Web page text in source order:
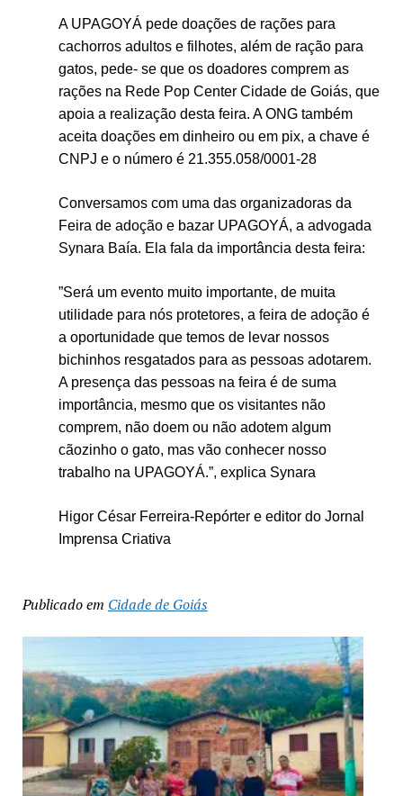
A UPAGOYÁ pede doações de rações para
cachorros adultos e filhotes, além de ração para
gatos, pede- se que os doadores comprem as
rações na Rede Pop Center Cidade de Goiás, que
apoia a realização desta feira. A ONG também
aceita doações em dinheiro ou em pix, a chave é
CNPJ e o número é 21.355.058/0001-28
Conversamos com uma das organizadoras da
Feira de adoção e bazar UPAGOYÁ, a advogada
Synara Baía. Ela fala da importância desta feira:
”Será um evento muito importante, de muita
utilidade para nós protetores, a feira de adoção é
a oportunidade que temos de levar nossos
bichinhos resgatados para as pessoas adotarem.
A presença das pessoas na feira é de suma
importância, mesmo que os visitantes não
comprem, não doem ou não adotem algum
cãozinho o gato, mas vão conhecer nosso
trabalho na UPAGOYÁ.”, explica Synara
Higor César Ferreira-Repórter e editor do Jornal
Imprensa Criativa
Publicado em Cidade de Goiás